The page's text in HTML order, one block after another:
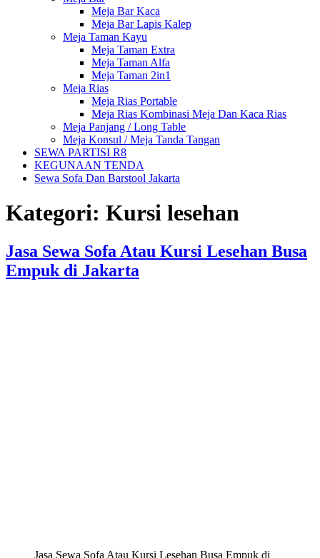
Meja Bar Kaca
Meja Bar Lapis Kalep
Meja Taman Kayu
Meja Taman Extra
Meja Taman Alfa
Meja Taman 2in1
Meja Rias
Meja Rias Portable
Meja Rias Kombinasi Meja Dan Kaca Rias
Meja Panjang / Long Table
Meja Konsul / Meja Tanda Tangan
SEWA PARTISI R8
KEGUNAAN TENDA
Sewa Sofa Dan Barstool Jakarta
Kategori: Kursi lesehan
Jasa Sewa Sofa Atau Kursi Lesehan Busa
Empuk di Jakarta
Jasa Sewa Sofa Atau Kursi Lesehan Busa Empuk di